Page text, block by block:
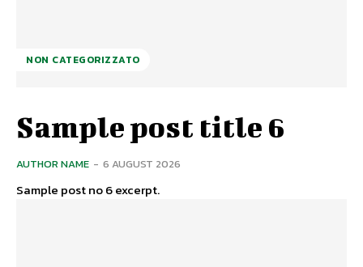
NON CATEGORIZZATO
Sample post title 6
AUTHOR NAME - 6 AUGUST 2026
Sample post no 6 excerpt.